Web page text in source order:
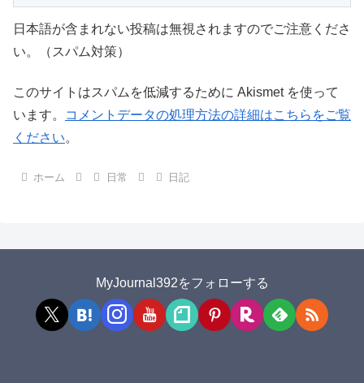
日本語が含まれない投稿は無視されますのでご注意くださ
い。（スパム対策）
このサイトはスパムを低減するために Akismet を使って
います。
コメントデータの処理方法の詳細はこちらをご覧
ください。
ホーム 日常 日記
MyJournal392をフォローする